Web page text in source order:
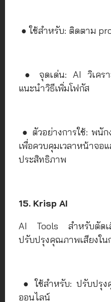
● ใช้สำหรับ: ติดตาม
● จุดเด่น: AI วิเครา
แนะนำวิธีเพิ่มโฟกัส
● ตัวอย่างการใช้: พนัก
เพื่อควบคุมเวลาหน้าจอ
ประสิทธิภาพ
15. Krisp AI
AI Tools สำหรับตัด
ปรับปรุงคุณภาพเสียงใน
● ใช้สำหรับ: ปรับปรุง
ออนไลน์